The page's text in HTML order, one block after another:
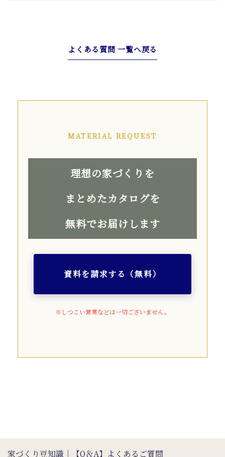
よくある質問 一覧へ戻る
MATERIAL REQUEST
理想の家づくりを
まとめたカタログを
無料でお届けします
資料を請求する（無料）
※しつこい営業などは一切ございません。
家づくり豆知識｜【Q＆A】よくあるご質問